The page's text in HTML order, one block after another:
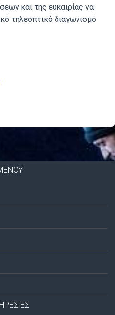
και της ευκαιρίας να
τηλεοπτικό διαγωνισμό